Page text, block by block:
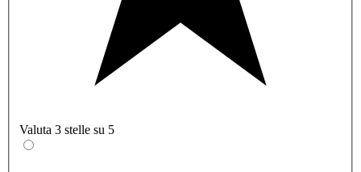
Valuta 3 stelle su 5